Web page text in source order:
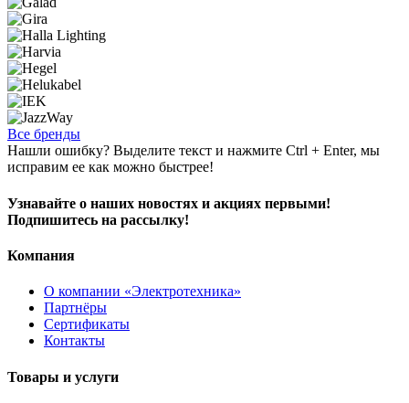
Все бренды
Нашли ошибку? Выделите текст и нажмите Ctrl + Enter, мы
исправим ее как можно быстрее!
Узнавайте о наших новостях и акциях первыми!
Подпишитесь на рассылку!
Компания
О компании «Электротехника»
Партнёры
Сертификаты
Контакты
Товары и услуги